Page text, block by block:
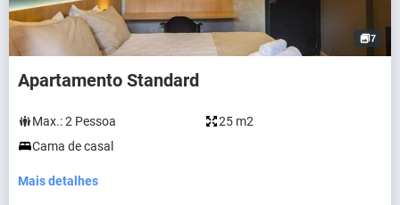
7
Apartamento Standard
Max.:2 Pessoa
25 m2
Cama de casal
Mais detalhes